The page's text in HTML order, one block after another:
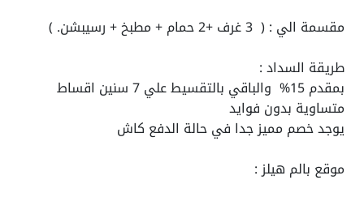
مقسمة الي : ( 3 غرف +2 حمام + مطبخ + رسيبشن. )
طريقة السداد :
بمقدم 15% والباقي بالتقسيط علي 7 سنين اقساط
متساوية بدون فوايد
يوجد خصم مميز جدا في حالة الدفع كاش
موقع بالم هيلز :